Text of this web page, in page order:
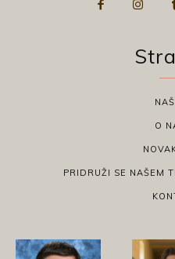
O
PRIDRUŽI SE NAŠEM